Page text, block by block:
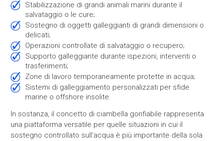
Stabilizzazione di grandi animali marini durante il
salvataggio o le cure;
Sostegno di oggetti galleggianti di grandi dimensioni o
delicati;
Operazioni controllate di salvataggio o recupero;
Supporto galleggiante durante ispezioni, interventi o
trasferimenti;
Zone di lavoro temporaneamente protette in acqua;
Sistemi di galleggiamento personalizzati per sfide
marine o offshore insolite.
In sostanza, il concetto di ciambella gonfiabile rappresenta
una piattaforma versatile per quelle situazioni in cui il
sostegno controllato sull'acqua è più importante della sola